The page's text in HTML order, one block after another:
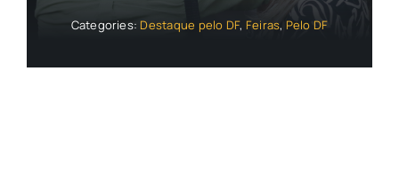
Categories:Destaque pelo DF, Feiras, Pelo DF